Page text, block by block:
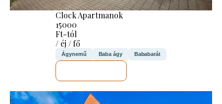
Clock Apartmanok
15000
Ft-tól
/ éj / fő
Ágynemű Baba ágy Bababarát